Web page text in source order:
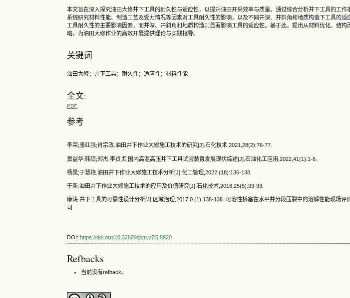
本文旨在深入探究油田大修井下工具的耐久性与适应性，以提升油田开采效率与质量。通过综合分析井下工具的工
系统研究材料性能、制造工艺及受力情况等因素对工具耐久性的影响，以及不同井深、井斜角和地质构造下工具的
工具耐久性的主要影响因素，而井深、井斜角和地质构造则显著影响工具的适应性。基于此，提出从材料优化、结
略，为油田大修作业的高效开展提供理论与实践指导。
关键词
油田大修；井下工具；耐久性；适应性；材料性能
全文:
PDF
参考
李荣;唐红强;肖宗政.油田井下作业大修施工技术的研究[J].石化技术,2021,28(2):76-77.
窦益华;韩硕;郑杰;李贞贞.国内高温高压井下工具试验装置发展现状综述[J].石油化工应用,2022,41(1):1-6.
杨昊;于慧艳.油田井下作业大修施工技术分析[J].化工管理,2022,(18):136-138.
于新.油田井下作业大修施工技术的应用及价值研究[J].石化技术,2018,25(5):93-93.
康涛.井下工具的可靠性设计分析[J].区域治理,2017,0 (1):138-138. 可溶性桥塞在水平井分段压裂中的溶解性能现场
司
DOI: https://doi.org/10.32629/jpm.v7i5.8920
Refbacks
当前没有refback。